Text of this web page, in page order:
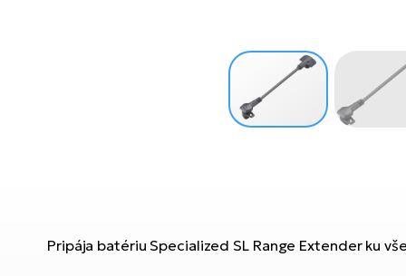
Pripája batériu Specialized SL Range Extender ku